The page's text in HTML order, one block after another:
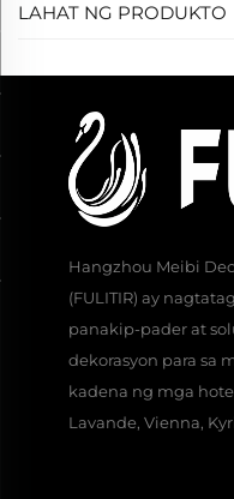
LAHAT NG PRODUKTO
Hangzhou Meibi
(FULITIR) ay
panakip-pader at
dekorasyon para sa
kadena ng mga
Lavande, Vienna,